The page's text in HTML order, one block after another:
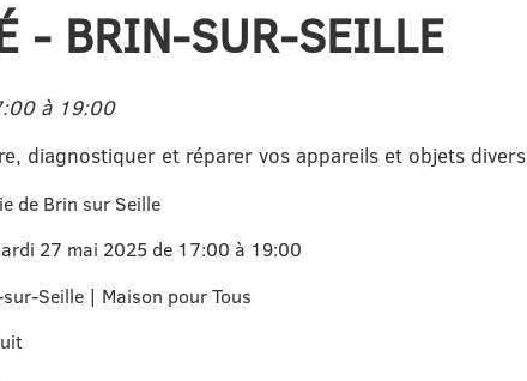
- BRIN-SUR-SEILLE
à 19:00
diagnostiquer et réparer vos appareils et objets divers
de Brin sur Seille
27 mai 2025 de 17:00 à 19:00
Seille | Maison pour Tous